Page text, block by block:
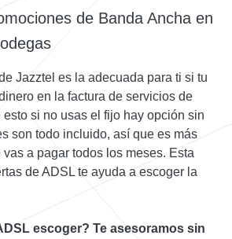
de Banda Ancha en
Jazztel es la adecuada para ti si tu
en la factura de servicios de
si no usas el fijo hay opción sin
son todo incluido, así que es más
a pagar todos los meses. Esta
de ADSL te ayuda a escoger la
escoger? Te asesoramos sin